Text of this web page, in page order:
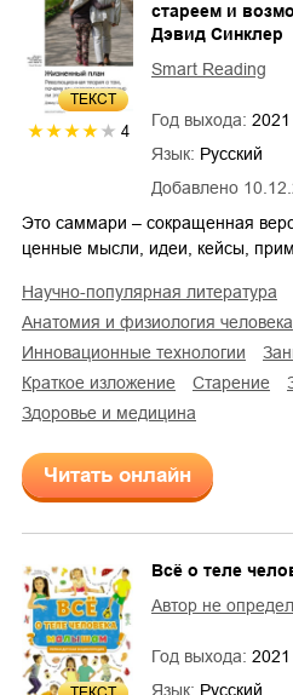
ТЕКСТ
4
Добавлено
стареем и
Дэвид Синклер
Smart Reading
Год выхода: 2021
Язык: Русский
Это саммари – сокращенная
ценные мысли, идеи, кейсы,
научно-популярная литература
анатомия и физиология человека
инновационные технологии
краткое изложение
старение
здоровье и медицина
Читать онлайн
Всё о теле
Автор не
Год выхода: 2021
Язык: Русский